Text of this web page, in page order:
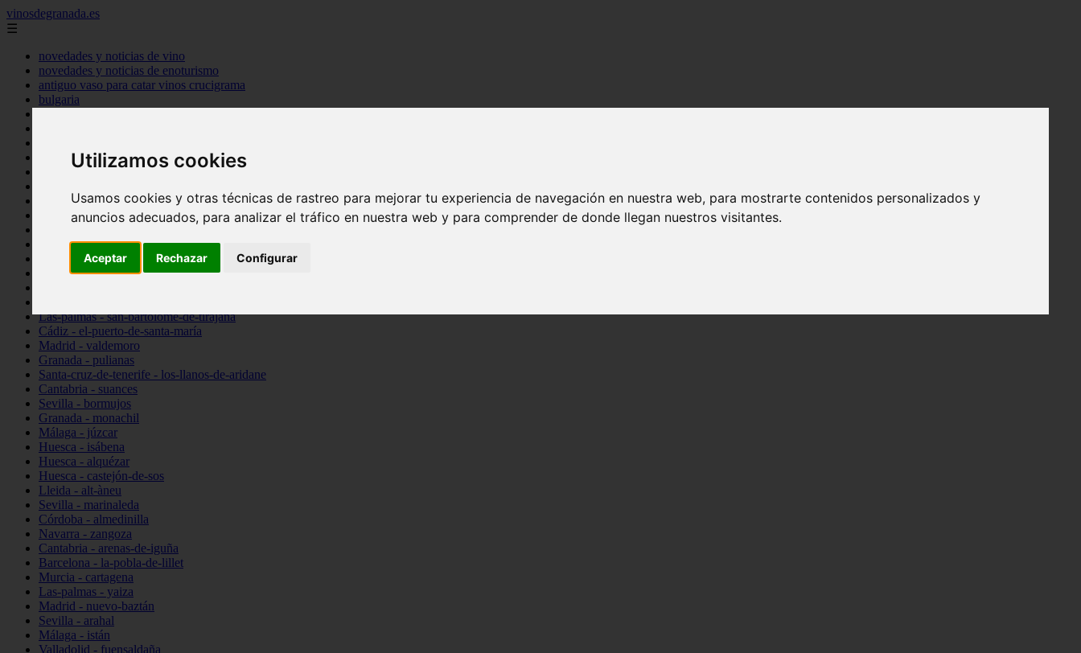
Utilizamos cookies
Usamos cookies y otras técnicas de rastreo para mejorar tu experiencia de navegación en nuestra web, para mostrarte contenidos personalizados y
anuncios adecuados, para analizar el tráfico en nuestra web y para comprender de donde llegan nuestros visitantes.
Aceptar Rechazar Configurar
vinosdegranada.es
☰
novedades y noticias de vino
novedades y noticias de enoturismo
antiguo vaso para catar vinos crucigrama
bulgaria
Córdoba - córdoba
Barcelona - barcelona
Ciudad-real - montiel
Santa-cruz-de-tenerife - guía-de-isora
La-rioja - casalarreina
Almería - roquetas-de-mar
Madrid - pozuelo-de-alarcón
Las-palmas - san-bartolomé-de-tirajana
Cádiz - el-puerto-de-santa-maría
Madrid - valdemoro
Granada - pulianas
Santa-cruz-de-tenerife - los-llanos-de-aridane
Cantabria - suances
Sevilla - bormujos
Granada - monachil
Málaga - júzcar
Huesca - isábena
Huesca - alquézar
Huesca - castejón-de-sos
Lleida - alt-àneu
Sevilla - marinaleda
Córdoba - almedinilla
Navarra - zangoza
Cantabria - arenas-de-iguña
Barcelona - la-pobla-de-lillet
Murcia - cartagena
Las-palmas - yaiza
Madrid - nuevo-baztán
Sevilla - arahal
Málaga - istán
Valladolid - fuensaldaña